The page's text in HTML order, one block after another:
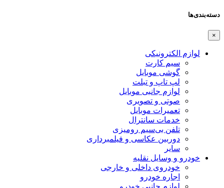
دسته‌بندی‌ها
×
لوازم الکترونیکی
سیم کارت
گوشی موبایل
لپ تاپ و تبلت
لوازم جانبی موبایل
صوتی و تصویری
تعمیرات موبایل
خدمات سانترال
تلفن بی‌سیم رومیزی
دوربین عکاسی و فیلمبرداری
سایر
خودرو و وسایل نقلیه
خودروی داخلی و خارجی
اجاره خودرو